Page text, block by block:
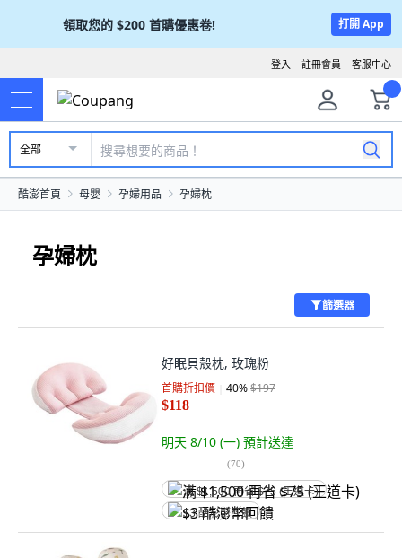
領取您的 $200 首購優惠卷! 打開 App
客服中心
註冊會員
登入
全部
酷澎首頁 母嬰 孕婦用品 孕婦枕
孕婦枕
篩選器
好眠貝殼枕, 玫瑰粉
首購折扣價 40%$197
$118
明天 8/10 (一) 預計送達
(70)
满 $1,500 再省 $75 (王道卡)
$3 酷澎幣回饋